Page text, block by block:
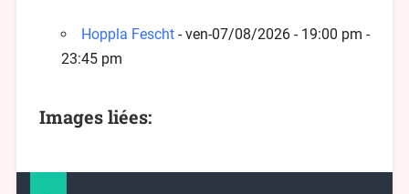
Hoppla Fescht- ven-07/08/2026 - 19:00 pm -
23:45 pm
Images liées: